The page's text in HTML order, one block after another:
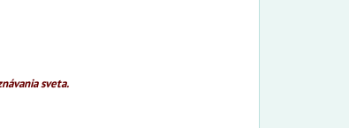
sveta.